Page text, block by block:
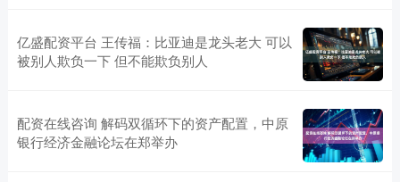
亿盛配资平台 王传福：比亚迪是龙头老大 可以
被别人欺负一下 但不能欺负别人
配资在线咨询 解码双循环下的资产配置，中原
银行经济金融论坛在郑举办